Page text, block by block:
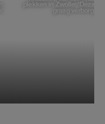
plekken in Zwolle: 'Deze
graag verborgen'